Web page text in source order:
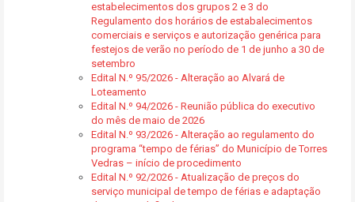
estabelecimentos dos grupos 2 e 3 do
Regulamento dos horários de estabalecimentos
comerciais e serviços e autorização genérica para
festejos de verão no período de 1 de junho a 30 de
setembro
Edital N.º 95/2026 - Alteração ao Alvará de
Loteamento
Edital N.º 94/2026 - Reunião pública do executivo
do mês de maio de 2026
Edital N.º 93/2026 - Alteração ao regulamento do
programa “tempo de férias” do Município de Torres
Vedras – início de procedimento
Edital N.º 92/2026 - Atualização de preços do
serviço municipal de tempo de férias e adaptação